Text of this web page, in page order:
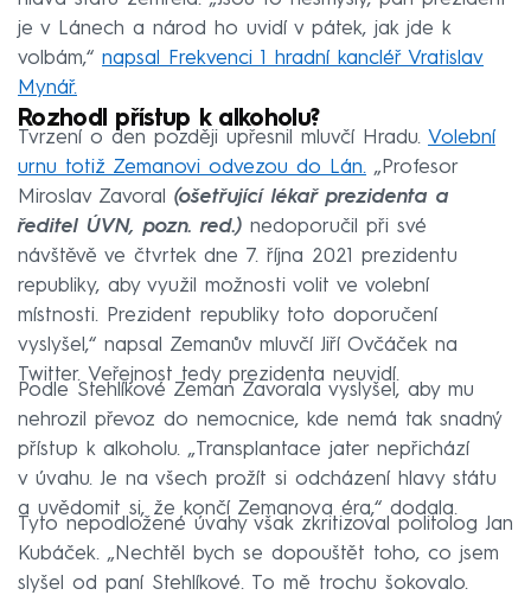
je v Lánech a národ ho uvidí v pátek, jak jde k
volbám,“ napsal Frekvenci 1 hradní kancléř Vratislav
Mynář.
Rozhodl přístup k alkoholu?
Tvrzení o den později upřesnil mluvčí Hradu. Volební
urnu totiž Zemanovi odvezou do Lán. „Profesor
Miroslav Zavoral (ošetřující lékař prezidenta a
ředitel ÚVN, pozn. red.) nedoporučil při své
návštěvě ve čtvrtek dne 7. října 2021 prezidentu
republiky, aby využil možnosti volit ve volební
místnosti. Prezident republiky toto doporučení
vyslyšel,“ napsal Zemanův mluvčí Jiří Ovčáček na
Twitter. Veřejnost tedy prezidenta neuvidí.
Podle Stehlíkové Zeman Zavorala vyslyšel, aby mu
nehrozil převoz do nemocnice, kde nemá tak snadný
přístup k alkoholu. „Transplantace jater nepřichází
v úvahu. Je na všech prožít si odcházení hlavy státu
a uvědomit si, že končí Zemanova éra,“ dodala.
Tyto nepodložené úvahy však zkritizoval politolog Jan
Kubáček. „Nechtěl bych se dopouštět toho, co jsem
slyšel od paní Stehlíkové. To mě trochu šokovalo.